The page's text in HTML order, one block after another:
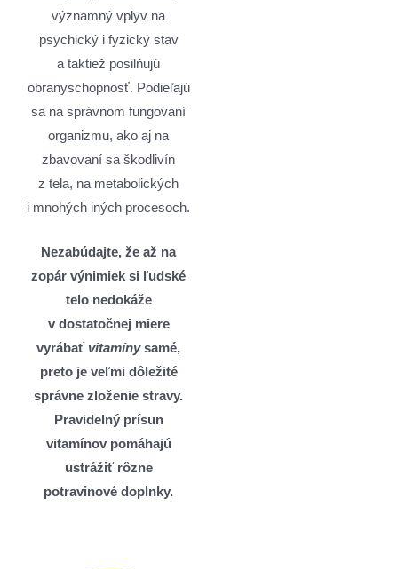
významný vplyv na
psychický i fyzický stav
a taktiež posilňujú
obranyschopnosť. Podieľajú
sa na správnom fungovaní
organizmu, ako aj na
zbavovaní sa škodlivín
z tela, na metabolických
i mnohých iných procesoch.
Nezabúdajte, že až na
zopár výnimiek si ľudské
telo nedokáže
v dostatočnej miere
vyrábať vitamínysamé,
preto je veľmi dôležité
správne zloženie stravy.
Pravidelný prísun
vitamínov pomáhajú
ustrážiť rôzne
potravinové doplnky.